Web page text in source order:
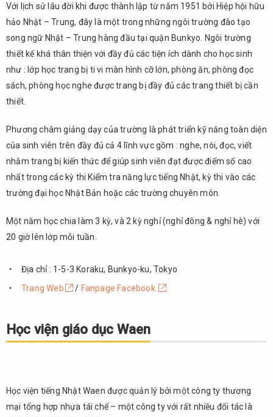
Học
viện
giáo
dục
hội
lưu
sinh
viên
học
ngôn
ngữ
Học
Nhật
Kyoritsu
kết
Với lịch sử lâu đời khi được thành lập từ năm 1951 bởi Hiệp hội hữu
hảo Nhật – Trung, đây là một trong những ngôi trường đào tạo
song ngữ Nhật – Trung hàng đầu tại quận Bunkyo. Ngôi trường
thiết kế khá thân thiện với đầy đủ các tiện ích dành cho học sinh
như : lớp học trang bị ti vi màn hình cỡ lớn, phòng ăn, phòng đọc
sách, phòng học nghe được trang bị đầy đủ các trang thiết bị cần
thiết.
Phương châm giảng dạy của trường là phát triển kỹ năng toàn diện
của sinh viên trên đầy đủ cả 4 lĩnh vực gồm : nghe, nói, đọc, viết
nhằm trang bị kiến thức để giúp sinh viên đạt được điểm số cao
nhất trong các kỳ thi Kiểm tra năng lực tiếng Nhật, kỳ thi vào các
trường đại học Nhật Bản hoặc các trường chuyên môn.
Một năm học chia làm 3 kỳ, và 2 kỳ nghỉ (nghỉ đông & nghỉ hè) với
20 giờ lên lớp mỗi tuần.
Địa chỉ : 1-5-3 Koraku, Bunkyo-ku, Tokyo
Trang Web
/ Fanpage Facebook
Học viện giáo dục Waen
Học viện tiếng Nhật Waen được quản lý bởi một công ty thương
mại tổng hợp nhựa tái chế – một công ty với rất nhiều đối tác là